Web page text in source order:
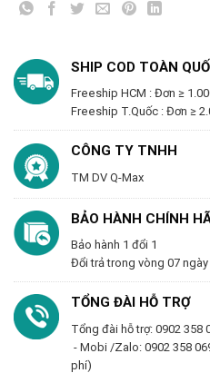
SHIP COD TOÀN
Freeship HCM : Đơn ≥
Freeship T.Quốc : Đơn ≥
CÔNG TY TNHH
TM DV Q-Max
BẢO HÀNH CHÍNH
Bảo hành 1 đổi 1
Đổi trả trong vòng 07 ngày
TỔNG ĐÀI HỖ TRỢ
Tổng đài hỗ trợ: 0902 358
- Mobi /Zalo: 0902 358
phí)